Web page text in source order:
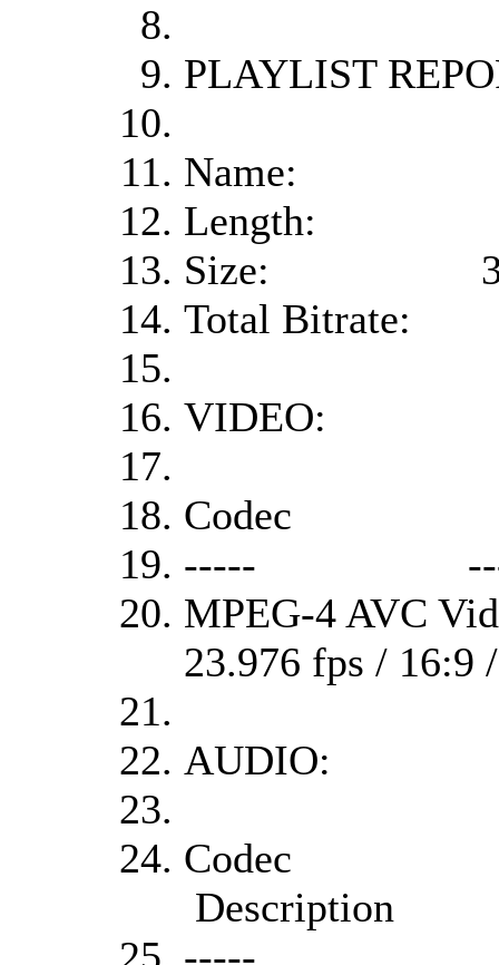
PLAYLIST
Name:
Length:
Size:
Total Bitrate:
VIDEO:
Codec
-----
MPEG-4
23.976 fps / 16:9
AUDIO:
Codec
Description